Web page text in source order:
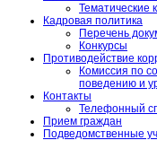
Тематические
Кадровая политика
Перечень
Конкурсы
Противодействие
Комиссия по
поведению и
Контакты
Телефонный
Прием граждан
Подведомственные